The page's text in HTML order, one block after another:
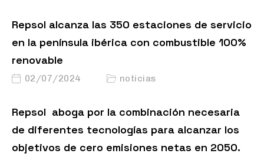
Repsol alcanza las 350 estaciones de servicio
en la península ibérica con combustible 100%
renovable
02/07/2024 noticias
Repsol aboga por la combinación necesaria
de diferentes tecnologías para alcanzar los
objetivos de cero emisiones netas en 2050.